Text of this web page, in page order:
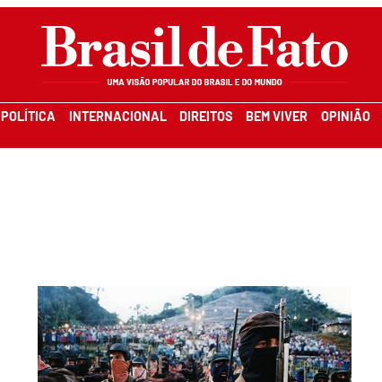
POLÍTICA INTERNACIONAL DIREITOS BEM VIVER OPINIÃO